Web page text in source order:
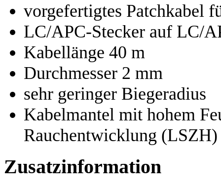
vorgefertigtes Patchkabel
LC/APC-Stecker auf LC/
Kabellänge 40 m
Durchmesser 2 mm
sehr geringer Biegeradius
Kabelmantel mit hohem
Rauchentwicklung (LSZH)
Zusatzinformation